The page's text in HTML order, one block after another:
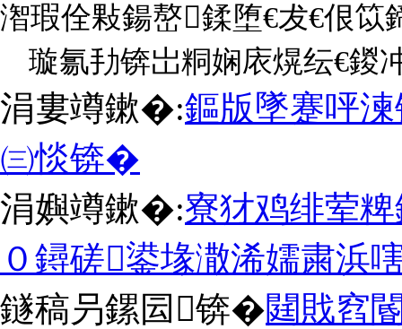
潪瑕佺敤鍚嶅鍒堕€犮€佷
璇氱劧锛岀粡娴庡熀纭€鍐
涓婁竴鏉�:鏂版墜蹇呯
㈢惔锛�
涓嬩竴鏉�:寮犲鸡绯荤
０鐞磋鍙堟潵浠嬬粛浜
鐩稿叧鏍囩锛�閮戝窞